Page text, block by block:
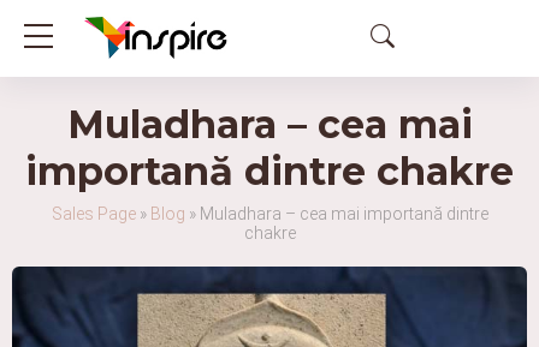
Muladhara – cea mai
importană dintre chakre
Sales Page» Blog » Muladhara – cea mai importană dintre
chakre